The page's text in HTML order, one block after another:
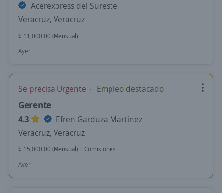
Acerexpress del Sureste
Veracruz, Veracruz
$ 11,000.00 (Mensual)
Ayer
Se precisa Urgente Empleo destacado
Gerente
4.3
Efren Garduza Martinez
Veracruz, Veracruz
$ 15,000.00 (Mensual) + Comisiones
Ayer